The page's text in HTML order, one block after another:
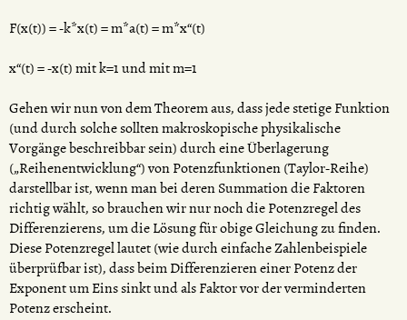
F(x(t)) = -k*x(t) = m*a(t) = m*x“(t)
x“(t) = -x(t) mit k=1 und mit m=1
Gehen wir nun von dem Theorem aus, dass jede stetige Funktion
(und durch solche sollten makroskopische physikalische
Vorgänge beschreibbar sein) durch eine Überlagerung
(„Reihenentwicklung“) von Potenzfunktionen (Taylor-Reihe)
darstellbar ist, wenn man bei deren Summation die Faktoren
richtig wählt, so brauchen wir nur noch die Potenzregel des
Differenzierens, um die Lösung für obige Gleichung zu finden.
Diese Potenzregel lautet (wie durch einfache Zahlenbeispiele
überprüfbar ist), dass beim Differenzieren einer Potenz der
Exponent um Eins sinkt und als Faktor vor der verminderten
Potenz erscheint.